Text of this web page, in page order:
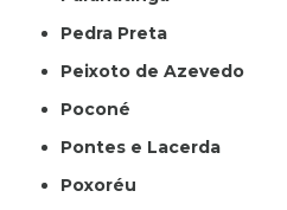
Pedra Preta
Peixoto de Azevedo
Poconé
Pontes e Lacerda
Poxoréu